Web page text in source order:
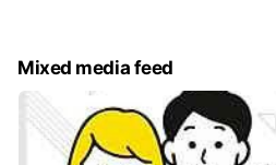
あり『結婚にいちばん近い場所』
用いただいております。
お問い合わせは
北近畿婚活ナビ 千代屋net
Mixed media feed